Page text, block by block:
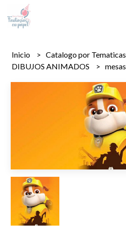
Inicio
Catalogo por Tematicas
DIBUJOS ANIMADOS
mesas